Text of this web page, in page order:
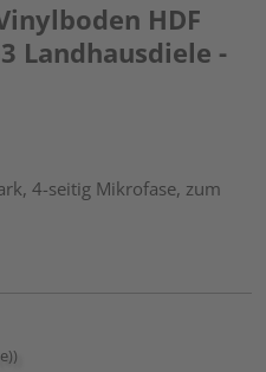
HDF
Landhausdiele -
4-seitig Mikrofase, zum